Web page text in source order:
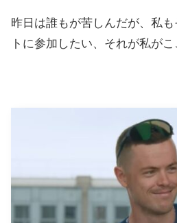
昨日は誰もが苦しんだが、私
トに参加したい、それが私がこ